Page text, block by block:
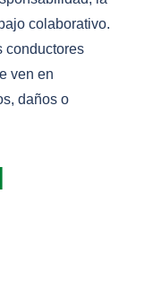
colaborativo.
conductores
ven en
daños o